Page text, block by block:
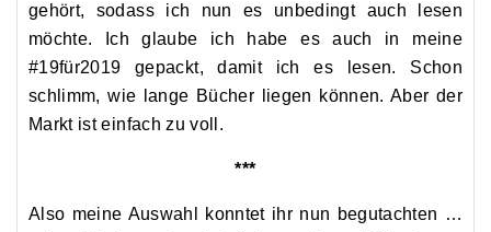
gehört, sodass ich nun es unbedingt auch lesen
möchte. Ich glaube ich habe es auch in meine
#19für2019 gepackt, damit ich es lesen. Schon
schlimm, wie lange Bücher liegen können. Aber der
Markt ist einfach zu voll.
***
Also meine Auswahl konntet ihr nun begutachten …